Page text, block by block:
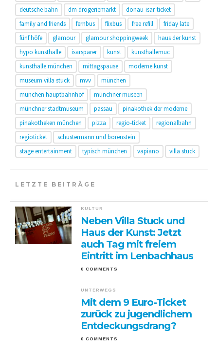
deutsche bahn
dm drogeriemarkt
donau-isar-ticket
family and friends
fernbus flixbus free refill
friday late
fünf höfe
glamour glamour shoppingweek
haus der kunst
hypo kunsthalle
isarsparer kunst
kunsthallemuc
kunsthalle münchen
mittagspause
moderne kunst
museum villa stuck
mvv
münchen
münchen hauptbahnhof
münchner museen
münchner stadtmuseum
passau
pinakothek der moderne
pinakotheken münchen
pizza regio-ticket
regionalbahn
regioticket
schustermann und borenstein
stage entertainment
typisch münchen vapiano villa stuck
LETZTE BEITRÄGE
KULTUR
Neben Villa Stuck und
Haus der Kunst: Jetzt
auch Tag mit freiem
Eintritt im Lenbachhaus
0 COMMENTS
UNTERWEGS
Mit dem 9 Euro-Ticket
zurück zu jugendlichem
Entdeckungsdrang?
0 COMMENTS